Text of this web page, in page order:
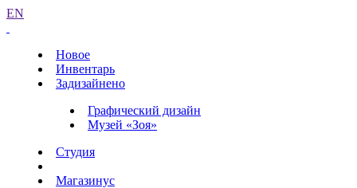
EN
Новое
Инвентарь
Задизайнено
Графический дизайн
Музей «Зоя»
Студия
Магазинус